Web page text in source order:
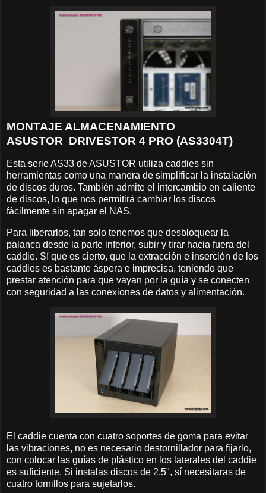
MONTAJE ALMACENAMIENTO
ASUSTOR DRIVESTOR 4 PRO (AS3304T)
Esta serie AS33 de ASUSTOR utiliza caddies sin
herramientas como una manera de simplificar la instalación
de discos duros. También admite el intercambio en caliente
de discos, lo que nos permitirá cambiar los discos
fácilmente sin apagar el NAS.
Para liberarlos, tan solo tenemos que desbloquear la
palanca desde la parte inferior, subir y tirar hacia fuera del
caddie. Sí que es cierto, que la extracción e inserción de los
caddies es bastante áspera e imprecisa, teniendo que
prestar atención para que vayan por la guía y se conecten
con seguridad a las conexiones de datos y alimentación.
El caddie cuenta con cuatro soportes de goma para evitar
las vibraciones, no es necesario destornillador para fijarlo,
con colocar las guías de plástico en los laterales del caddie
es suficiente. Si instalas discos de 2.5", sí necesitaras de
cuatro tornillos para sujetarlos.